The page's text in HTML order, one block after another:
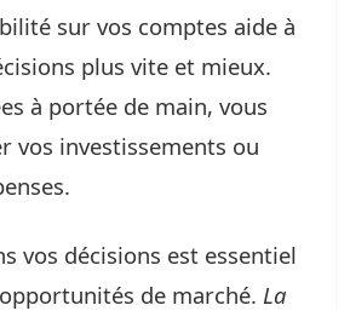
sur vos comptes aide à
plus vite et mieux.
à portée de main, vous
vos investissements ou
vos décisions est essentiel
de marché. La